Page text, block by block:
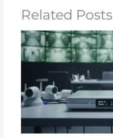
Related Posts